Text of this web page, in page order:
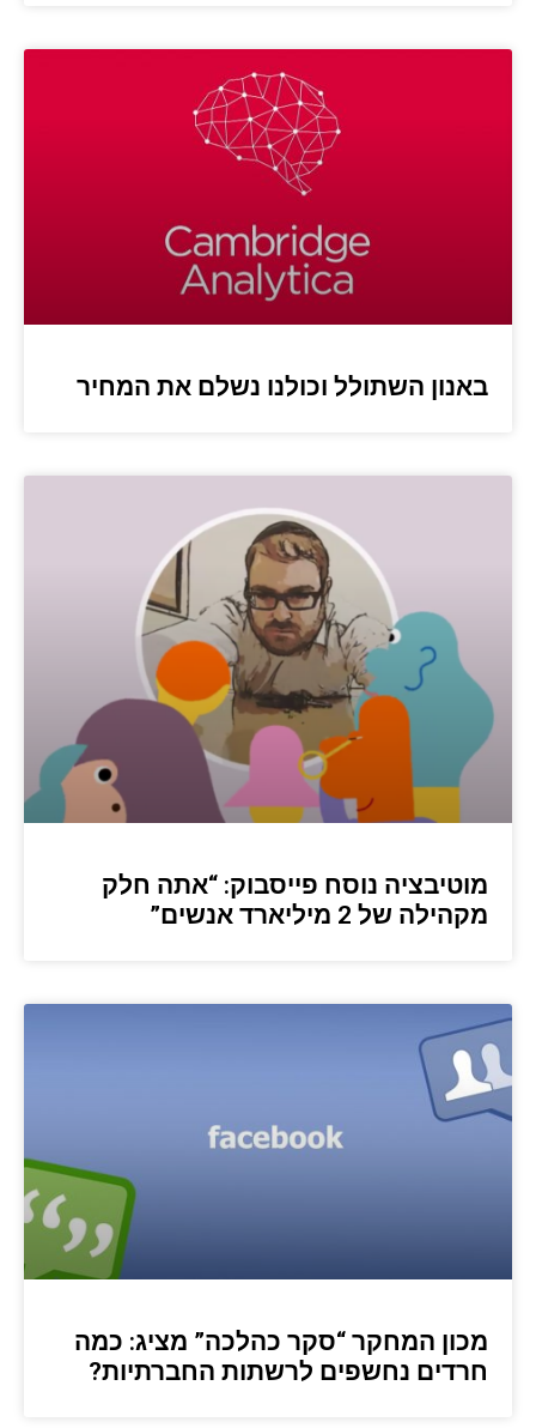
באנון השתולל וכולנו נשלם את המחיר
מוטיבציה נוסח פייסבוק: “אתה חלק
מקהילה של 2 מיליארד אנשים”
מכון המחקר “סקר כהלכה” מציג: כמה
חרדים נחשפים לרשתות החברתיות?